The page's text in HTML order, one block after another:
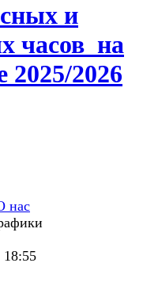
и
часов на
2025/2026
нас
18:55